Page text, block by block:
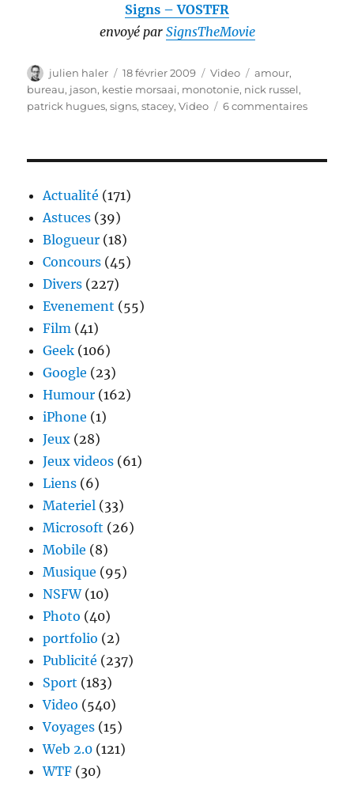
Signs – VOSTFR
envoyé par SignsTheMovie
Auteur
julien haler
Publié
le
18 février 2009 Catégories
Video Étiquettes
amour,
bureau, jason, kestie morsaai, monotonie, nick russel,
patrick hugues,signs,stacey,Video 6 commentairessur
Actualité (171)
Astuces (39)
Blogueur (18)
Concours (45)
Divers (227)
Evenement (55)
Film (41)
Geek (106)
Google (23)
Humour (162)
iPhone (1)
Jeux (28)
Jeux videos (61)
Liens (6)
Materiel (33)
Microsoft (26)
Mobile (8)
Musique (95)
NSFW(10)
Photo (40)
portfolio (2)
Publicité (237)
Sport (183)
Video (540)
Voyages (15)
Web 2.0 (121)
WTF (30)